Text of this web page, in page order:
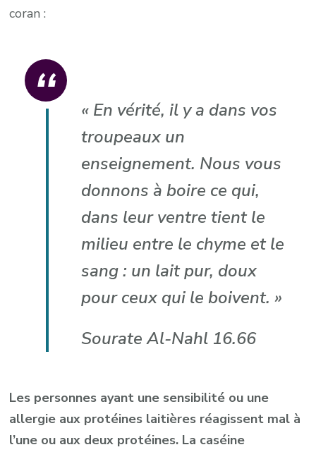
coran :
« En vérité, il y a dans vos
troupeaux un
enseignement. Nous vous
donnons à boire ce qui,
dans leur ventre tient le
milieu entre le chyme et le
sang : un lait pur, doux
pour ceux qui le boivent. »
Sourate Al-Nahl 16.66
Les personnes ayant une sensibilité ou une
allergie aux protéines laitières réagissent mal à
l’une ou aux deux protéines. La caséine